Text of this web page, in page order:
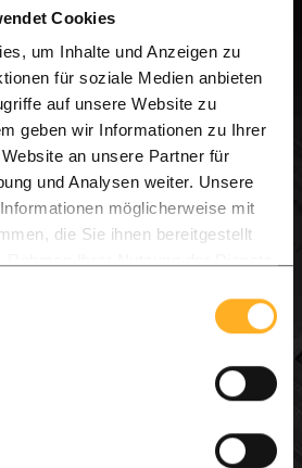
Cookies
um Inhalte und Anzeigen zu
für soziale Medien anbieten
auf unsere Website zu
geben wir Informationen zu Ihrer
an unsere Partner für
und Analysen weiter. Unsere
möglicherweise mit
die Sie ihnen bereitgestellt
über WhatsApp: Haben Sie
oder zur besten Holzauswahl?
Nachricht und wir helfen
Tipps und Tricks, um Ihr
führen. Planen Sie ganz
oder stellen Sie Ihre Frage
an unser Team] – Wir